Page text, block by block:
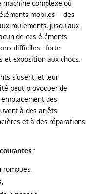
machine complexe où
mobiles – des
roulements, jusqu’aux
de ces éléments
difficiles : forte
et exposition aux chocs.
s’usent, et leur
peut provoquer de
des
à des arrêts
et à des réparations
:
rompues,